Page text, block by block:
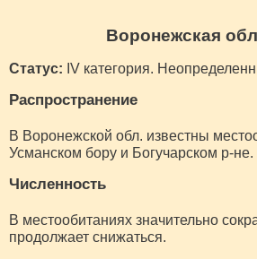
Воронежская
Статус: IV категория.
Распространение
В Воронежской обл. известны
Усманском бору и Богучарском р-не.
Численность
В местообитаниях значительно
продолжает снижаться.